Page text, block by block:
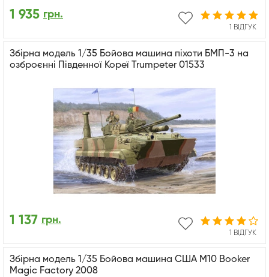
1 ВІДГУК
1 935 грн.
Збірна модель 1/35 Бойова машина піхоти БМП-3 на
озброєнні Південної Кореї Trumpeter 01533
1 ВІДГУК
1 137 грн.
Збірна модель 1/35 Бойова машина США M10 Booker
Magic Factory 2008